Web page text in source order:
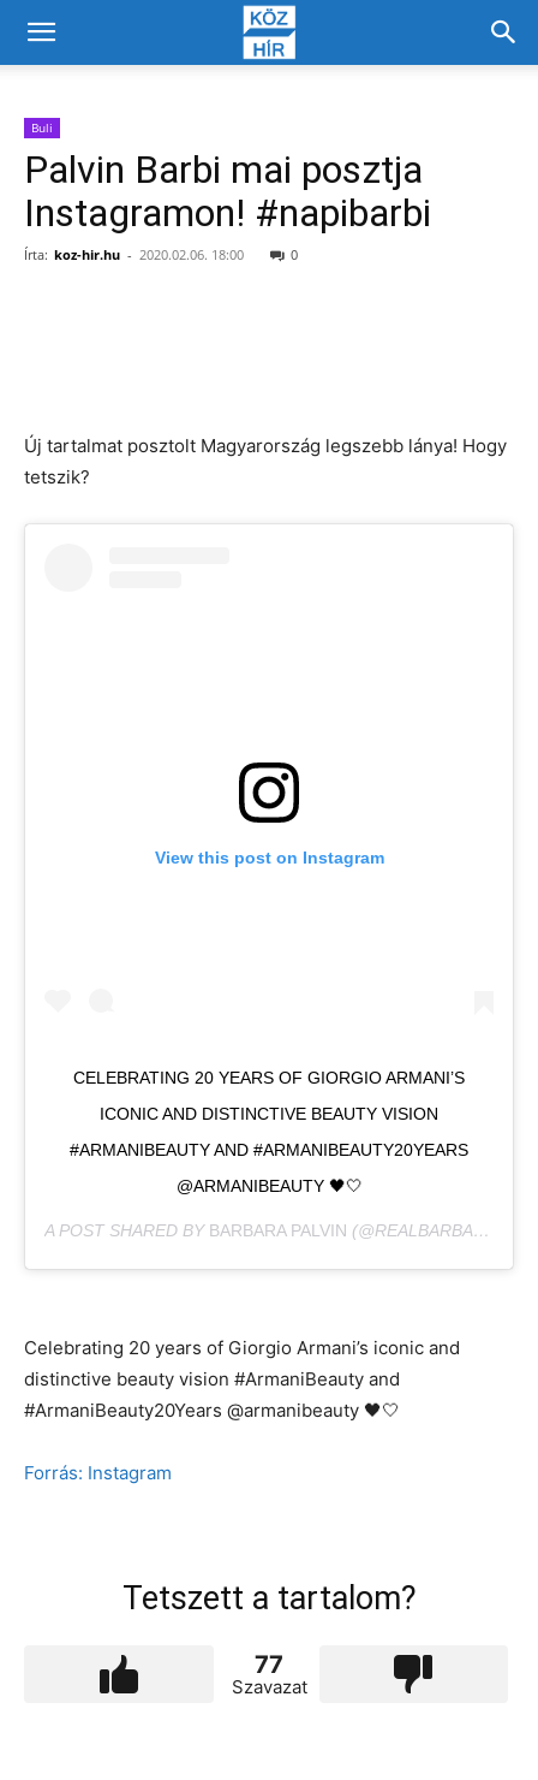
Buli
Palvin Barbi mai posztja
Instagramon! #napibarbi
Írta: koz-hir.hu - 2020.02.06. 18:00 0
Új tartalmat posztolt Magyarország legszebb lánya! Hogy
tetszik?
View this post on Instagram
CELEBRATING 20 YEARS OF GIORGIO ARMANI’S
ICONIC AND DISTINCTIVE BEAUTY VISION
#ARMANIBEAUTY AND #ARMANIBEAUTY20YEARS
@ARMANIBEAUTY 🖤🤍
A POST SHARED BY BARBARA PALVIN (@REALBARBARAPALVIN) ON
Celebrating 20 years of Giorgio Armani’s iconic and
distinctive beauty vision #ArmaniBeauty and
#ArmaniBeauty20Years @armanibeauty 🖤🤍
Forrás: Instagram
Tetszett a tartalom?
77
Szavazat